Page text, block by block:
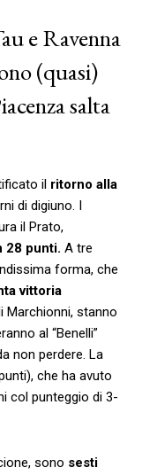
e Ravenna
(quasi)
salta
il ritorno alla
di digiuno. I
il Prato,
28 punti. A tre
forma, che
vittoria
Marchionni, stanno
al “Benelli”
non perdere. La
che ha avuto
col punteggio di 3-
sono sesti